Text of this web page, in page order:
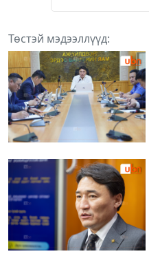
Төстэй мэдээллүүд: